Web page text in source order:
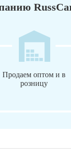
Продаем оптом и в
розницу